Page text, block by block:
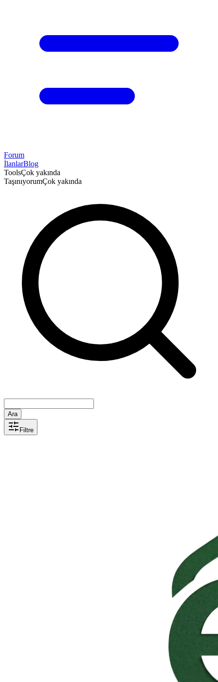
Forum
İlanlarBlog
ToolsÇok yakında
TaşınıyorumÇok yakında
Ara
Filtre